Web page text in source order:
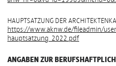
HAUPTSATZUNG DER
https://www.aknw.de/fileadmin/
hauptsatzung_2022.pdf
ANGABEN ZUR